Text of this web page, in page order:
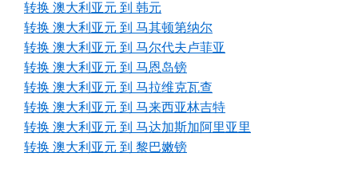
转换 澳大利亚元 到 韩元
转换 澳大利亚元 到 马其顿第纳尔
转换 澳大利亚元 到 马尔代夫卢菲亚
转换 澳大利亚元 到 马恩岛镑
转换 澳大利亚元 到 马拉维克瓦查
转换 澳大利亚元 到 马来西亚林吉特
转换 澳大利亚元 到 马达加斯加阿里亚里
转换 澳大利亚元 到 黎巴嫩镑